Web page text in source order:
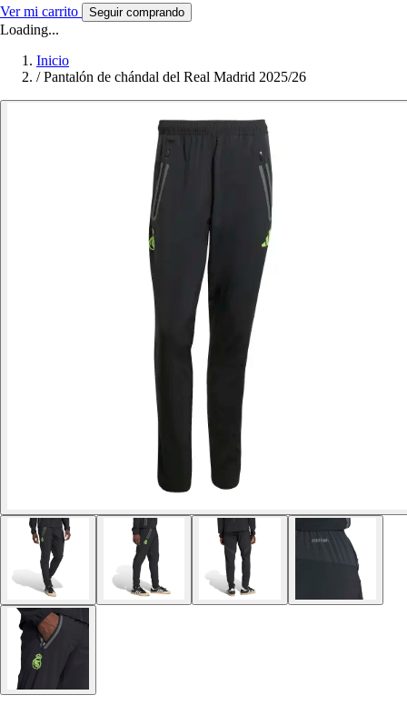
Ver mi carrito Seguir comprando
Loading...
Inicio
/ Pantalón de chándal del Real Madrid 2025/26